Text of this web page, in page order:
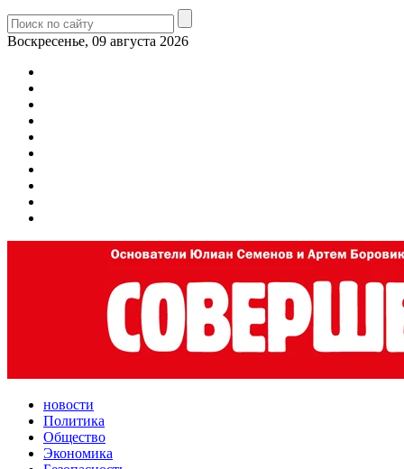
Воскресенье, 09 августа 2026
новости
Политика
Общество
Экономика